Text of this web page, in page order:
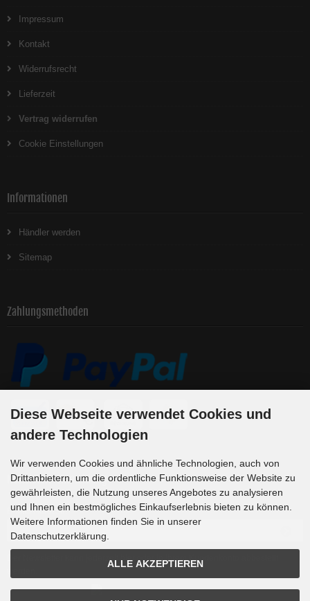
Impressum
Kontakt
Widerrufsrecht
Lieferzeit
Vertrag widerrufen
Cookie Einstellungen
Informationen
Händler werden
Sitemap
Zahlungsmethoden
Newsletter-Anmeldung
E-Mail-Adresse:
Der Newsletter kann jederzeit hier oder in Ihrem Kundenkonto abbestellt
Diese Webseite verwendet Cookies und
andere Technologien
Wir verwenden Cookies und ähnliche Technologien, auch von
Drittanbietern, um die ordentliche Funktionsweise der Website zu
gewährleisten, die Nutzung unseres Angebotes zu analysieren
und Ihnen ein bestmögliches Einkaufserlebnis bieten zu können.
Weitere Informationen finden Sie in unserer
Datenschutzerklärung.
ALLE AKZEPTIEREN